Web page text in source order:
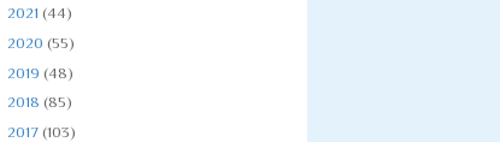
2021 (44)
2020 (55)
2019 (48)
2018 (85)
2017 (103)